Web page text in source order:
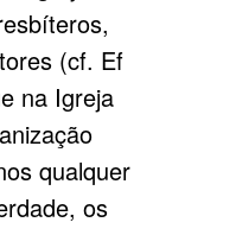
(cf. Ef
na Igreja
qualquer
os